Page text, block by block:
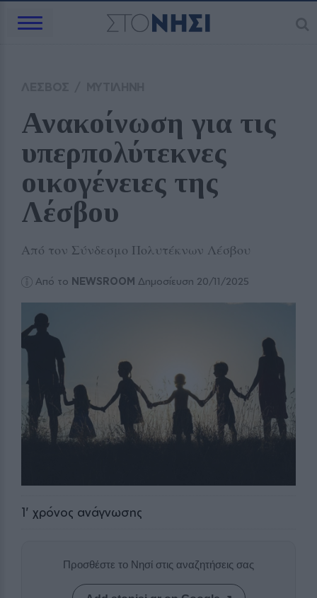
Ανακοίνωση για τις
υπερπολύτεκνες
οικογένειες της
Λέσβου
Από τον Σύνδεσμο Πολυτέκνων Λέσβου
Από το NEWSROOM Δημοσίευση 20/11/2025
1' χρόνος ανάγνωσης
Προσθέστε το Νησί στις αναζητήσεις σας